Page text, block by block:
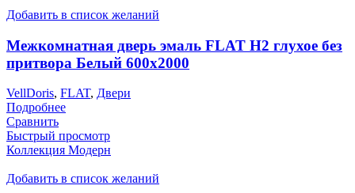
Добавить в список желаний
Межкомнатная дверь эмаль FLAT H2 глухое без
притвора Белый 600х2000
VellDoris, FLAT, Двери
Подробнее
Сравнить
Быстрый просмотр
Коллекция Модерн
Добавить в список желаний